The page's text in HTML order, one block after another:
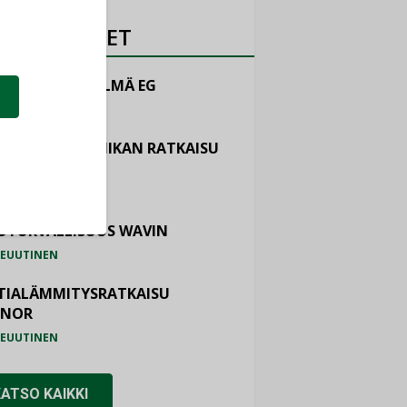
EG
RATKAISU
WAVIN
KAIKKI